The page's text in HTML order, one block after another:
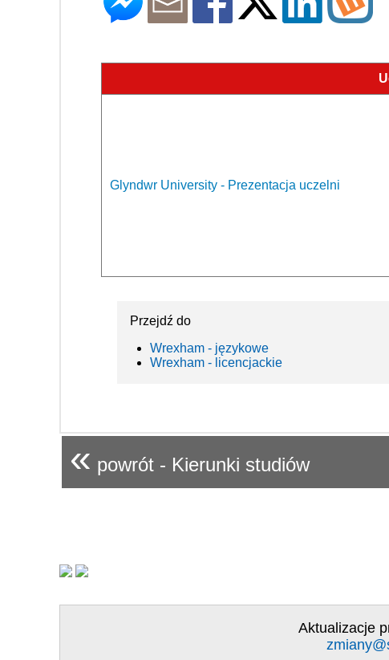
Glyndwr University - Prezentacja uczelni
Przejdź do
Wrexham - językowe
Wrexham - licencjackie
« powrót - Kierunki studiów
Aktualizacje